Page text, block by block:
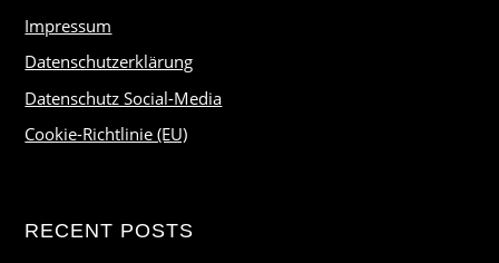
Impressum
Datenschutzerklärung
Datenschutz Social-Media
Cookie-Richtlinie (EU)
RECENT POSTS